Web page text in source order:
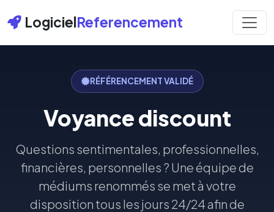
LogicielReferencement
RÉFÉRENCEMENT VALIDÉ
Voyance discount
Questions sentimentales, professionnelles,
financières, personnelles ? Une équipe de
médiums renommés se met à votre
disposition tous les jours 24/24 afin de